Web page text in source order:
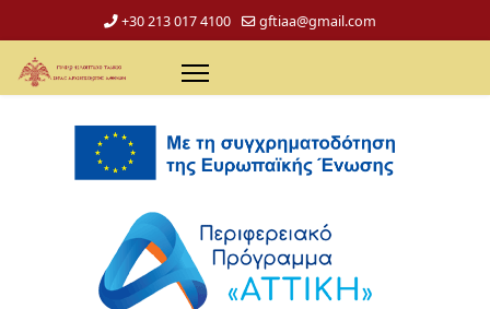
+30 213 017 4100 gftiaa@gmail.com